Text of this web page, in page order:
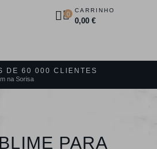
0 CARRINHO
0,00 €
DE 60 000 CLIENTES
na Sorisa
PARA